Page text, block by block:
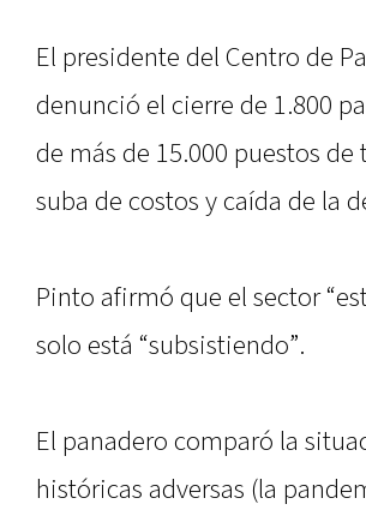
El presidente del Centro de
denunció el cierre de 1.800
de más de 15.000 puestos
suba de costos y caída de la
Pinto afirmó que el sector
solo está “subsistiendo”.
El panadero comparó la
históricas adversas (la